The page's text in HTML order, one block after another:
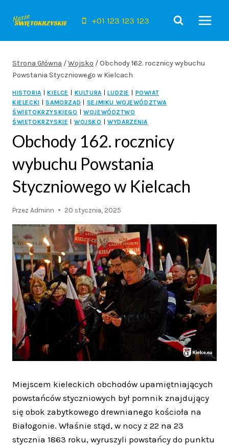
+01 123 123 123
Strona Główna /Wojsko /Obchody 162. rocznicy wybuchu
Powstania Styczniowego w Kielcach
HISTORIA KIELCE KULTURA LUDZIE
POWIAT
KIELECKI
SAMORZĄD
SEJMIKU WOJEWÓDZTWA
ŚWIĘTOKRZYSKIEGO
WOJEWÓDZTWO
ŚWIĘTOKRZYSKIE
WOJSKO WYDARZENIA
Obchody 162. rocznicy
wybuchu Powstania
Styczniowego w Kielcach
Przez Adminn 20 stycznia, 2025
Miejscem kieleckich obchodów upamiętniających
powstańców styczniowych był pomnik znajdujący
się obok zabytkowego drewnianego kościoła na
Białogonie. Właśnie stąd, w nocy z 22 na 23
stycznia 1863 roku, wyruszyli powstańcy do punktu